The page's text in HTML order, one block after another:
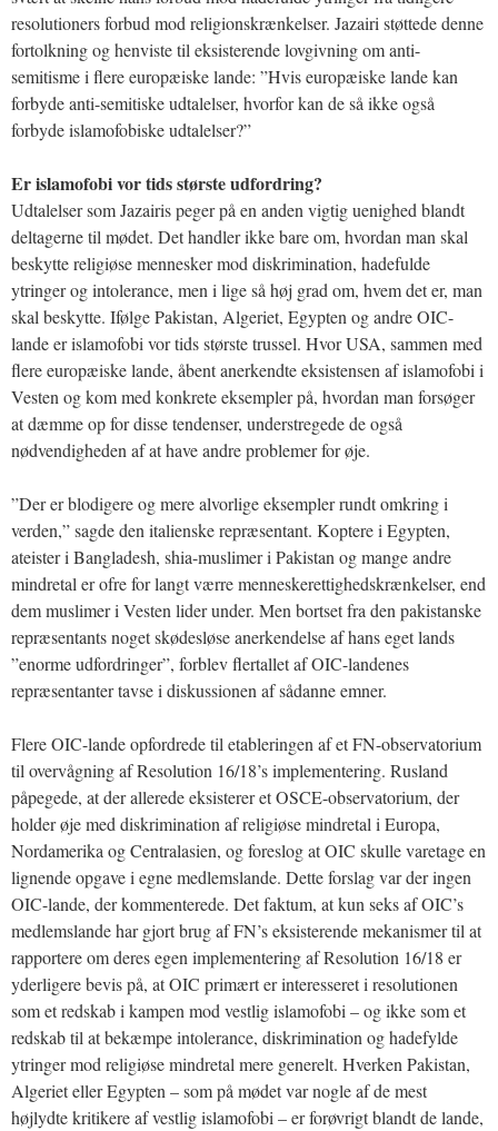
resolutioners forbud mod religionskrænkelser. Jazairi støttede denne
fortolkning og henviste til eksisterende lovgivning om anti-
semitisme i flere europæiske lande: ”Hvis europæiske lande kan
forbyde anti-semitiske udtalelser, hvorfor kan de så ikke også
forbyde islamofobiske udtalelser?”
Er islamofobi vor tids største udfordring?
Udtalelser som Jazairis peger på en anden vigtig uenighed blandt
deltagerne til mødet. Det handler ikke bare om, hvordan man skal
beskytte religiøse mennesker mod diskrimination, hadefulde
ytringer og intolerance, men i lige så høj grad om, hvem det er, man
skal beskytte. Ifølge Pakistan, Algeriet, Egypten og andre OIC-
lande er islamofobi vor tids største trussel. Hvor USA, sammen med
flere europæiske lande, åbent anerkendte eksistensen af islamofobi i
Vesten og kom med konkrete eksempler på, hvordan man forsøger
at dæmme op for disse tendenser, understregede de også
nødvendigheden af at have andre problemer for øje.
”Der er blodigere og mere alvorlige eksempler rundt omkring i
verden,” sagde den italienske repræsentant. Koptere i Egypten,
ateister i Bangladesh, shia-muslimer i Pakistan og mange andre
mindretal er ofre for langt værre menneskerettighedskrænkelser, end
dem muslimer i Vesten lider under. Men bortset fra den pakistanske
repræsentants noget skødesløse anerkendelse af hans eget lands
”enorme udfordringer”, forblev flertallet af OIC-landenes
repræsentanter tavse i diskussionen af sådanne emner.
Flere OIC-lande opfordrede til etableringen af et FN-observatorium
til overvågning af Resolution 16/18’s implementering. Rusland
påpegede, at der allerede eksisterer et OSCE-observatorium, der
holder øje med diskrimination af religiøse mindretal i Europa,
Nordamerika og Centralasien, og foreslog at OIC skulle varetage en
lignende opgave i egne medlemslande. Dette forslag var der ingen
OIC-lande, der kommenterede. Det faktum, at kun seks af OIC’s
medlemslande har gjort brug af FN’s eksisterende mekanismer til at
rapportere om deres egen implementering af Resolution 16/18 er
yderligere bevis på, at OIC primært er interesseret i resolutionen
som et redskab i kampen mod vestlig islamofobi – og ikke som et
redskab til at bekæmpe intolerance, diskrimination og hadefylde
ytringer mod religiøse mindretal mere generelt. Hverken Pakistan,
Algeriet eller Egypten – som på mødet var nogle af de mest
højlydte kritikere af vestlig islamofobi – er forøvrigt blandt de lande,